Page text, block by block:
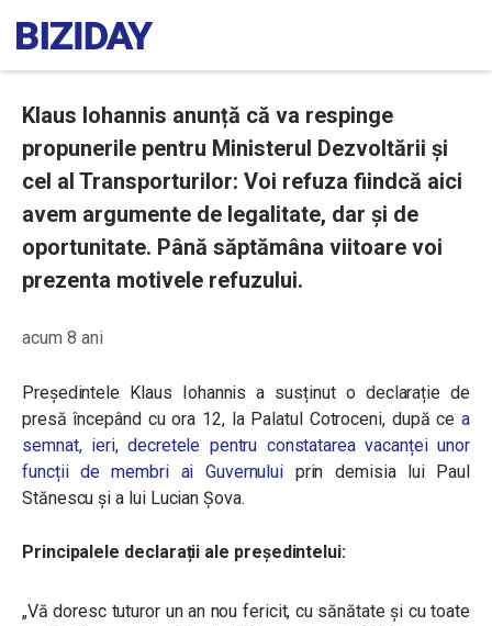
Klaus Iohannis anunță că va respinge
propunerile pentru Ministerul Dezvoltării și
cel al Transporturilor: Voi refuza fiindcă aici
avem argumente de legalitate, dar și de
oportunitate. Până săptămâna viitoare voi
prezenta motivele refuzului.
acum 8 ani
Președintele Klaus Iohannis a susținut o declarație de
presă începând cu ora 12, la Palatul Cotroceni, după cea
semnat, ieri, decretele pentru constatarea vacanței unor
funcții de membri ai Guvernului prin demisia lui Paul
Stănescu și a lui Lucian Șova.
Principalele declarații ale președintelui:
„Vă doresc tuturor un an nou fericit, cu sănătate și cu toate